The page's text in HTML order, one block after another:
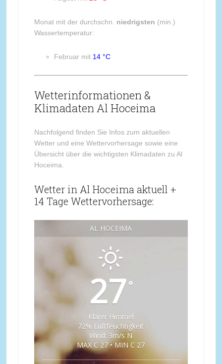
Monat mit der durchschn. niedrigsten (min.)
Wassertemperatur:
Februar mit 14 °C
Wetterinformationen &
Klimadaten Al Hoceima
Nachfolgend finden Sie Infos zum aktuellen
Wetter und eine Wettervorhersage sowie eine
Übersicht über die wichtigsten Klimadaten zu Al
Hoceima.
Wetter in Al Hoceima aktuell +
14 Tage Wettervorhersage:
AL HOCEIMA
27°
Klarer Himmel
72% Luftfeuchtigkeit
Wind: 3m/s N
MAX C 27 • MIN C 27